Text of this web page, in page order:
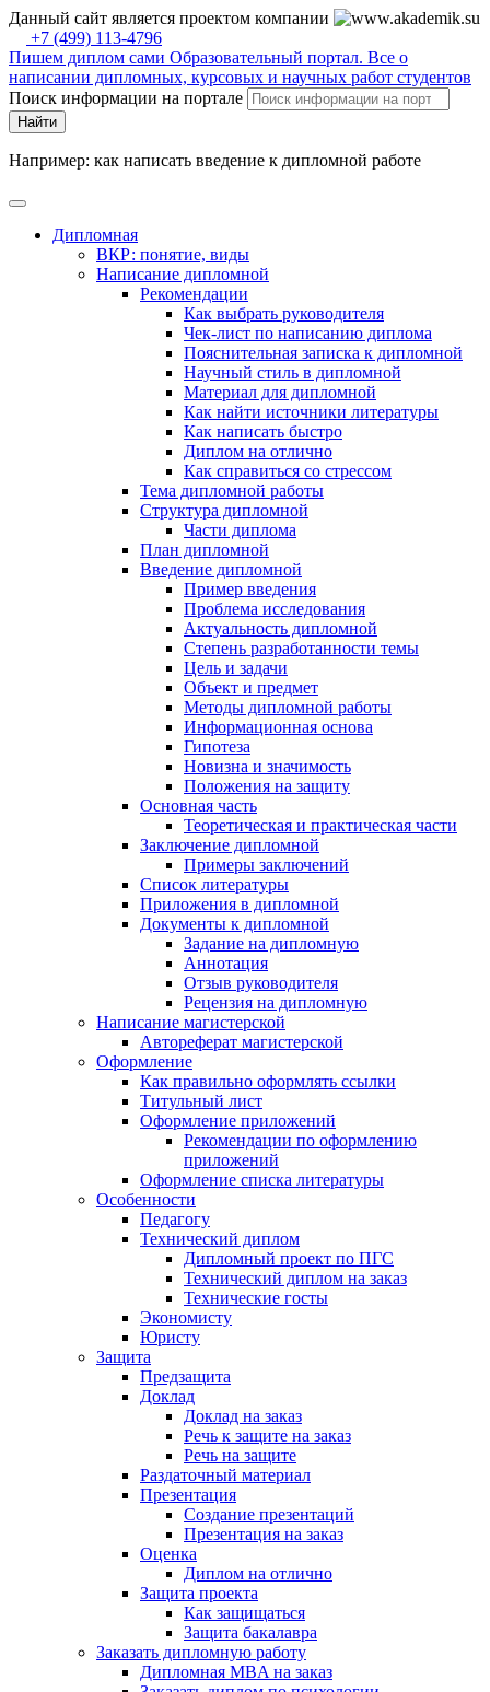
Данный сайт является проектом компании
+7 (499) 113-4796
Пишем диплом сами Образовательный портал. Все о
написании дипломных, курсовых и научных работ студентов
Поиск информации на портале
Найти
Например: как написать введение к дипломной работе
Дипломная
ВКР: понятие, виды
Написание дипломной
Рекомендации
Как выбрать руководителя
Чек-лист по написанию диплома
Пояснительная записка к дипломной
Научный стиль в дипломной
Материал для дипломной
Как найти источники литературы
Как написать быстро
Диплом на отлично
Как справиться со стрессом
Тема дипломной работы
Структура дипломной
Части диплома
План дипломной
Введение дипломной
Пример введения
Проблема исследования
Актуальность дипломной
Степень разработанности темы
Цель и задачи
Объект и предмет
Методы дипломной работы
Информационная основа
Гипотеза
Новизна и значимость
Положения на защиту
Основная часть
Теоретическая и практическая части
Заключение дипломной
Примеры заключений
Список литературы
Приложения в дипломной
Документы к дипломной
Задание на дипломную
Аннотация
Отзыв руководителя
Рецензия на дипломную
Написание магистерской
Автореферат магистерской
Оформление
Как правильно оформлять ссылки
Титульный лист
Оформление приложений
Рекомендации по оформлению
приложений
Оформление списка литературы
Особенности
Педагогу
Технический диплом
Дипломный проект по ПГС
Технический диплом на заказ
Технические госты
Экономисту
Юристу
Защита
Предзащита
Доклад
Доклад на заказ
Речь к защите на заказ
Речь на защите
Раздаточный материал
Презентация
Создание презентаций
Презентация на заказ
Оценка
Диплом на отлично
Защита проекта
Как защищаться
Защита бакалавра
Заказать дипломную работу
Дипломная MBA на заказ